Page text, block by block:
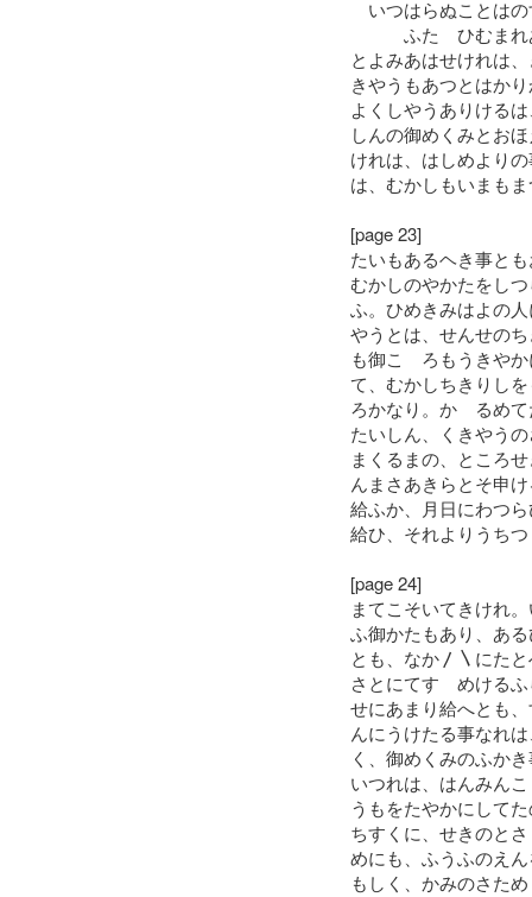
いつはらぬことは
ふたゝひむまれ
とよみあはせけれは
きやうもあつとはか
よくしやうありける
しんの御めくみとお
けれは、はしめより
は、むかしもいまも
[page 23]
たいもあるヘき事と
むかしのやかたをし
ふ。ひめきみはよの
やうとは、せんせの
も御こゝろもうきや
て、むかしちきりし
ろかなり。かゝるめ
たいしん、くきやう
まくるまの、ところ
んまさあきらとそ申
給ふか、月日にわつ
給ひ、それよりうち
[page 24]
まてこそいてきけれ
ふ御かたもあり、あ
とも、なか〳〵にた
さとにてすゝめける
せにあまり給へとも
んにうけたる事なれ
く、御めくみのふか
いつれは、はんみん
うもをたやかにして
ちすくに、せきのと
めにも、ふうふのえ
もしく、かみのさた